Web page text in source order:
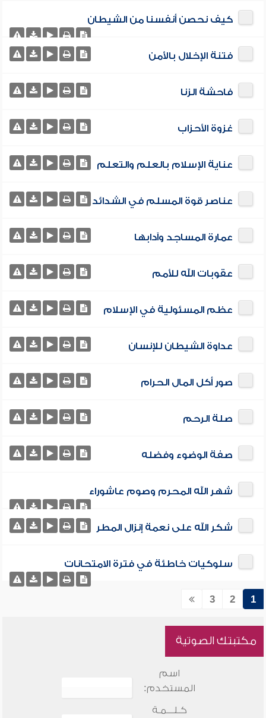
كيف نحصن أنفسنا من الشيطان
فتنة الإخلال بالأمن
فاحشة الزنا
غزوة الأحزاب
عناية الإسلام بالعلم والتعلم
عناصر قوة المسلم في الشدائد
عمارة المساجد وآدابها
عقوبات الله للأمم
عظم المسئولية في الإسلام
عداوة الشيطان للإنسان
صور أكل المال الحرام
صلة الرحم
صفة الوضوء وفضله
شهر الله المحرم وصوم عاشوراء
شكر الله على نعمة إنزال المطر
سلوكيات خاطئة في فترة الامتحانات
1
2
3
مكتبتك الصوتية
اسم
المستخدم:
كـلـــمـة